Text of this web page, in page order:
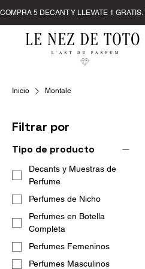
Inicio Montale
Filtrar por
Tipo de producto
Decants y Muestras de
Perfume
Perfumes de Nicho
Perfumes en Botella
Completa
Perfumes Femeninos
Perfumes Masculinos